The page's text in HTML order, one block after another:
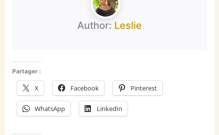
Author: Leslie
Partager :
X Facebook Pinterest
WhatsApp LinkedIn